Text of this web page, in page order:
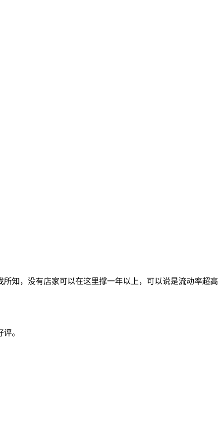
知，没有店家可以在这里撑一年以上，可以说是流动率超高
。